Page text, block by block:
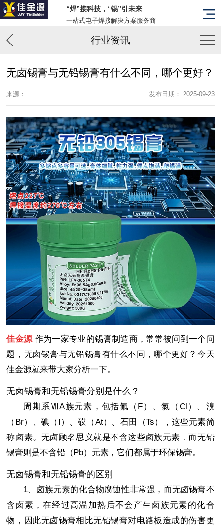
“焊”接科技，“锡”引未来
一站式电子焊接解决方案服务商
行业资讯
无卤锡膏与无铅锡膏有什么不同，哪个更好？
来源： 发布日期： 2025-09-23
佳金源 作为一家专业的锡膏制造商，常常被问到一个问
题，无卤锡膏与无铅锡膏有什么不同，哪个更好？今天
佳金源就来带大家分析一下。
无卤锡膏和无铅锡膏分别是什么？
周期系ⅦA族元素，包括氟（F）、氯（Cl）、溴
（Br）、碘（I）、砹（At）、石田（Ts），这些元素简
称卤素。无卤顾名思义就是不含这些卤族元素，而无铅
锡膏则是不含铅（Pb）元素，它们都属于环保锡膏。
无卤锡膏和无铅锡膏的区别
1、卤族元素的化合物腐蚀性非常强，而无卤锡膏不
含卤素，在经过高温加热后不会产生卤族元素的化合
物，因此无卤锡膏相比无铅锡膏对电路板造成的伤害更